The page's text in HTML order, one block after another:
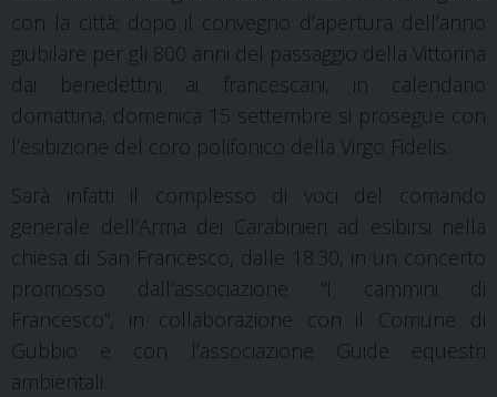
con la città: dopo il convegno d’apertura dell’anno
giubilare per gli 800 anni del passaggio della Vittorina
dai benedettini ai francescani, in calendario
domattina, domenica 15 settembre si prosegue con
l’esibizione del coro polifonico della Virgo Fidelis.
Sarà infatti il complesso di voci del comando
generale dell’Arma dei Carabinieri ad esibirsi nella
chiesa di San Francesco, dalle 18.30, in un concerto
promosso dall’associazione “I cammini di
Francesco”, in collaborazione con il Comune di
Gubbio e con l’associazione Guide equestri
ambientali.